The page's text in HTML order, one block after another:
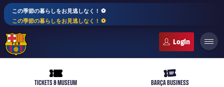
この季節の暮らしをお見逃しなく！ ⚽️
この季節の暮らしをお見逃しなく！ ⚽️
ticket-full
TICKETS & MUSEUM
ticket-vip
BARÇA BUSINESS